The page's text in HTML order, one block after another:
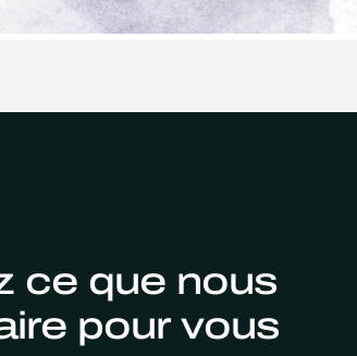
ce que nous
pour vous